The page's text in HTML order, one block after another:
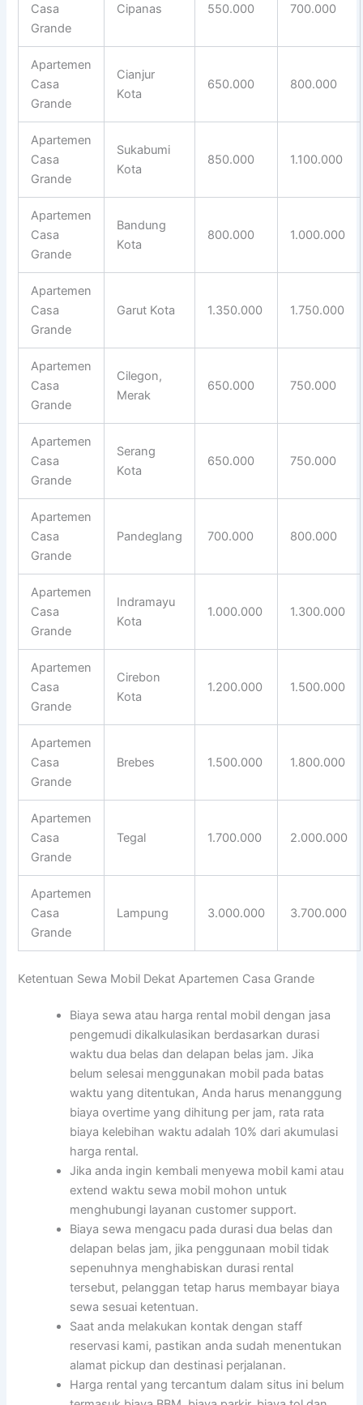
Casa
Grande
Cipanas 550.000 700.000
Apartemen
Casa
Grande
Cianjur
Kota
650.000 800.000
Apartemen
Casa
Grande
Sukabumi
Kota
850.000 1.100.000
Apartemen
Casa
Grande
Bandung
Kota
800.000 1.000.000
Apartemen
Casa
Grande
Garut Kota 1.350.000 1.750.000
Apartemen
Casa
Grande
Cilegon,
Merak
650.000 750.000
Apartemen
Casa
Grande
Serang
Kota
650.000 750.000
Apartemen
Casa
Grande
Pandeglang 700.000 800.000
Apartemen
Casa
Grande
Indramayu
Kota
1.000.000 1.300.000
Apartemen
Casa
Grande
Cirebon
Kota
1.200.000 1.500.000
Apartemen
Casa
Grande
Brebes 1.500.000 1.800.000
Apartemen
Casa
Grande
Tegal 1.700.000 2.000.000
Apartemen
Casa
Grande
Lampung 3.000.000 3.700.000
Ketentuan Sewa Mobil Dekat Apartemen Casa Grande
Biaya sewa atau harga rental mobil dengan jasa
pengemudi dikalkulasikan berdasarkan durasi
waktu dua belas dan delapan belas jam. Jika
belum selesai menggunakan mobil pada batas
waktu yang ditentukan, Anda harus menanggung
biaya overtime yang dihitung per jam, rata rata
biaya kelebihan waktu adalah 10% dari akumulasi
harga rental.
Jika anda ingin kembali menyewa mobil kami atau
extend waktu sewa mobil mohon untuk
menghubungi layanan customer support.
Biaya sewa mengacu pada durasi dua belas dan
delapan belas jam, jika penggunaan mobil tidak
sepenuhnya menghabiskan durasi rental
tersebut, pelanggan tetap harus membayar biaya
sewa sesuai ketentuan.
Saat anda melakukan kontak dengan staff
reservasi kami, pastikan anda sudah menentukan
alamat pickup dan destinasi perjalanan.
Harga rental yang tercantum dalam situs ini belum